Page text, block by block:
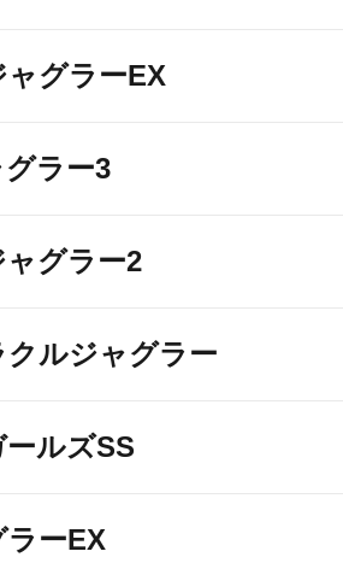
グラーEX
ラー3
グラー2
ルジャグラー
ルズSS
ーEX